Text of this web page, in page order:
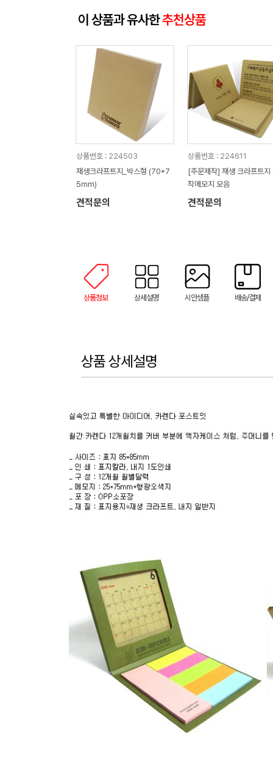
이 상품과 유사한추천상품
상품번호 : 224503
재생크라프트지_박스형 (70*7
5mm)
견적문의
상품번호 : 224611
[주문제작] 재생 크라프트지
착메모지 모음
견적문의
상품정보 상세설명 시안샘플 배송/결제
상품 상세설명